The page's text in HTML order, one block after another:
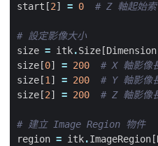
start [2] = 0 # Z 軸起始索
# 設定影像大小
size = itk.Size [Dimension
size [0] = 200
# X 軸影像
size [1] = 200
# Y 軸影像
size [2] = 200 # Z 軸影像
# 建立 Image Region 物件
region = itk.ImageRegion [